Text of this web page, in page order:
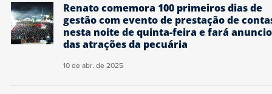
Renato comemora 100 primeiros dias de
gestão com evento de prestação de
nesta noite de quinta-feira e fará anuncio
das atrações da pecuária
10 de abr. de 2025